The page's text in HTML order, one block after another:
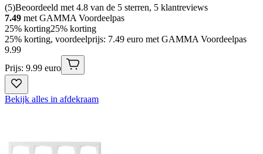
(5)Beoordeeld met 4.8 van de 5 sterren, 5 klantreviews
7.49 met GAMMA Voordeelpas
25% korting25% korting
25% korting, voordeelprijs: 7.49 euro met GAMMA Voordeelpas
9.99
Prijs: 9.99 euro
Bekijk alles in afdekraam